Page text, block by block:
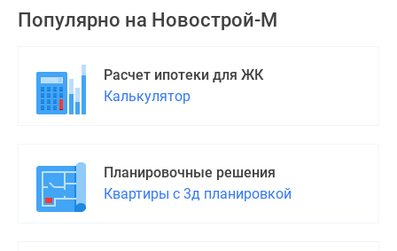
Субсидированная
застройщиком
Поиск
реновации
Популярно на Новострой-М
Расчет ипотеки для ЖК
Калькулятор
Планировочные решения
Квартиры с 3д планировкой